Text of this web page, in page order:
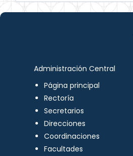
Administración Central
Página principal
Rectoría
Secretarios
Direcciones
Coordinaciones
Facultades